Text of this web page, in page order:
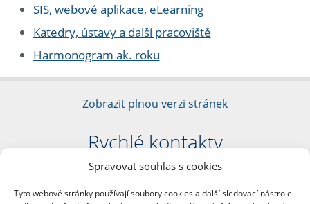
Spravovat souhlas s cookies
Tyto webové stránky používají soubory cookies a další sledovací nástroje
SIS, webové aplikace, eLearning
Katedry, ústavy a další pracoviště
Harmonogram ak. roku
Zobrazit plnou verzi stránek
Rychlé kontakty
Filozofická fakulta
nám. Jana Palacha 1/2